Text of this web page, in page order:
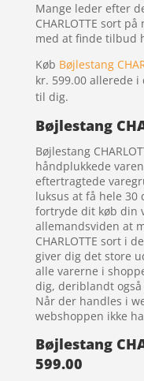
Mange leder efter
CHARLOTTE sort
med at finde tilbud
Køb Bøjlestang
kr. 599.00 allerede i
til dig.
Bøjlestang
Bøjlestang
håndplukkede
eftertragtede
luksus at få hele 30
fortryde dit køb din
allemandsviden at
CHARLOTTE sort i
giver dig det store
alle varerne i
dig, deriblandt
Når der handles i
webshoppen ikke
Bøjlestang
599.00